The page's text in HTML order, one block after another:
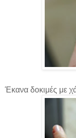
Έκανα δοκιμές με